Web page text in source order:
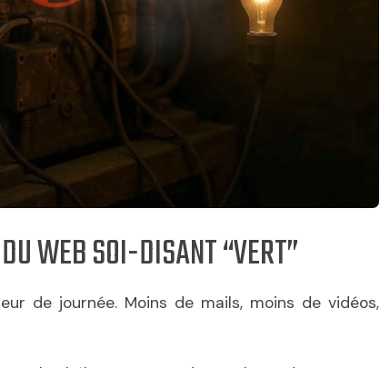
WEB SOI-DISANT “VERT”
de journée. Moins de mails, moins de vidéos,